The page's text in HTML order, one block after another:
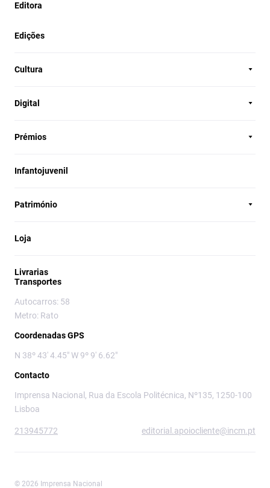
Editora
Edições
Cultura
Digital
Prémios
Infantojuvenil
Património
Loja
Livrarias
Transportes
Autocarros: 58
Metro: Rato
Coordenadas GPS
N 38º 43' 4.45" W 9º 9' 6.62"
Contacto
Imprensa Nacional, Rua da Escola Politécnica, Nº135, 1250-100
Lisboa
213945772 editorial.apoiocliente@incm.pt
© 2026 Imprensa Nacional